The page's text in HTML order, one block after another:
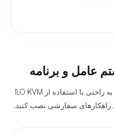
عامل و برنامه
سیستم عامل مورد نظر خود را به راحتی با استفاده از ILO KVM